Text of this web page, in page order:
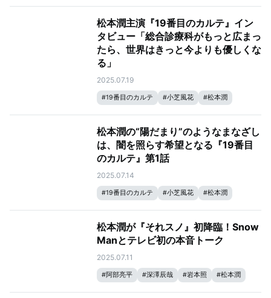
松本潤主演『19番目のカルテ』イン
タビュー「総合診療科がもっと広まっ
たら、世界はきっと今よりも優しくな
る」
2025.07.19
#19番目のカルテ #小芝風花 #松本潤
松本潤の“陽だまり”のようなまなざし
は、闇を照らす希望となる『19番目
のカルテ』第1話
2025.07.14
#19番目のカルテ #小芝風花 #松本潤
松本潤が『それスノ』初降臨！Snow
Manとテレビ初の本音トーク
2025.07.11
#阿部亮平 #深澤辰哉 #岩本照 #松本潤